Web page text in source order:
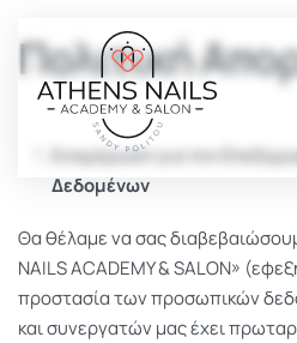
Πολιτική
Ενημέρωση για την
Δεδομένων
Θα θέλαμε να σας
NAILS ACADEMY & SALON»
προστασία των προσωπικών
και συνεργατών μας έχει